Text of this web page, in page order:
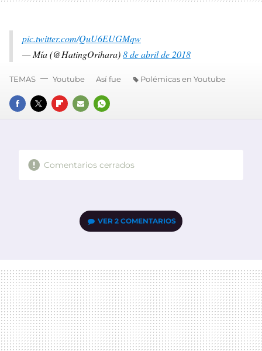
pic.twitter.com/QuU6EUGMqw
— Mía (@HatingOrihara)8 de abril de 2018
FACEBOOK
TWITTERFLIPBOARD
E-
WHATSAPP
TEMAS Youtube Así fue Polémicas en Youtube
Comentarios cerrados
VER2 COMENTARIOS